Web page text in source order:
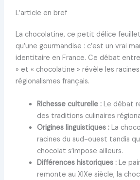
L’article en bref
La chocolatine, ce petit délice
qu’une gourmandise : c’est un vrai
identitaire en France. Ce débat
» et « chocolatine » révèle les
régionalismes français.
Richesse culturelle : Le débat
des traditions culinaires
Origines linguistiques : La
racines du sud-ouest tandis
chocolat s’impose ailleurs.
Différences historiques : Le
remonte au XIXe siècle, la